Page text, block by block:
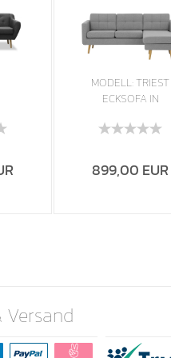
MODELL: TRIEST
ECKSOFA IN
VELOURS...
899,00 EUR